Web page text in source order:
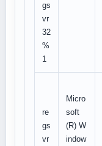
gs
vr
32
%
1
re
gs
vr
Micro
soft
(R) W
indow